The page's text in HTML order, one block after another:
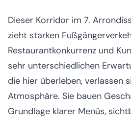
Dieser Korridor im 7.
zieht starken
Restaurantkonkurrenz und
sehr unterschiedlichen
die hier überleben, verlassen
Atmosphäre. Sie bauen
Grundlage klarer Menüs,